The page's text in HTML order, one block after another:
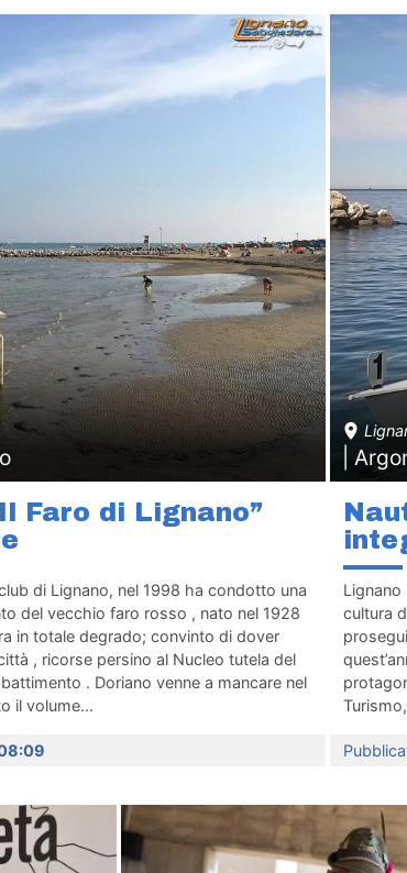
Faro di Lignano”
di Lignano, nel 1998 ha condotto una
del vecchio faro rosso , nato nel 1928
in totale degrado; convinto di dover
, ricorse persino al Nucleo tutela del
. Doriano venne a mancare nel
il volume...
|
Lignano
cultura